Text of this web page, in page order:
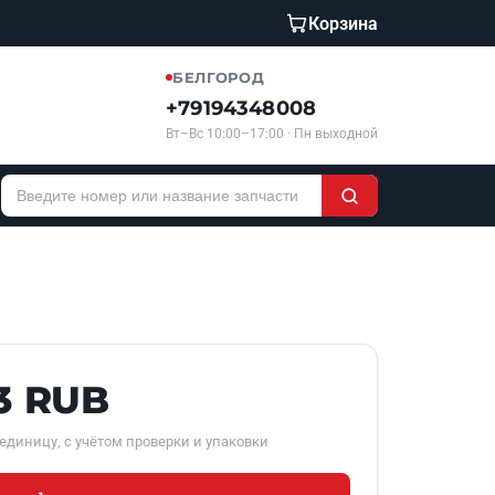
Корзина
БЕЛГОРОД
+79194348008
Вт–Вс 10:00–17:00 · Пн выходной
RUB
с учётом проверки и упаковки